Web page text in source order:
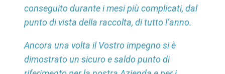
conseguito durante i mesi più complicati, dal
punto di vista della raccolta, di tutto l’anno.
Ancora una volta il Vostro impegno si è
dimostrato un sicuro e saldo punto di